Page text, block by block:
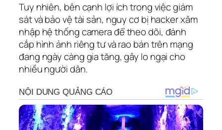
Tuy nhiên, bên cạnh lợi ích trong việc giám
sát và bảo vệ tài sản, nguy cơ bị hacker xâm
nhập hệ thống camera để theo dõi, đánh
cắp hình ảnh riêng tư và rao bán trên mạng
đang ngày càng gia tăng, gây lo ngại cho
nhiều người dân.